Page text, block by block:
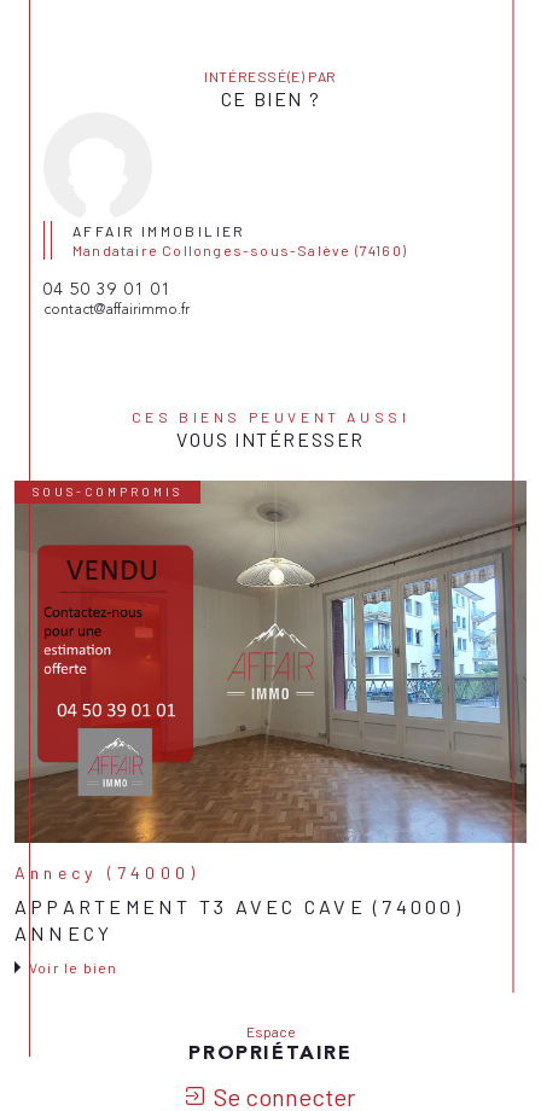
INTÉRESSÉ(E) PAR
CE BIEN ?
AFFAIR IMMOBILIER
Mandataire Collonges-sous-Salève (74160)
04 50 39 01 01
contact@affairimmo.fr
CES BIENS PEUVENT AUSSI
VOUS INTÉRESSER
SOUS-COMPROMIS
Annecy (74000)
APPARTEMENT T3 AVEC CAVE (74000)
ANNECY
Voir le bien
Espace
PROPRIÉTAIRE
Se connecter